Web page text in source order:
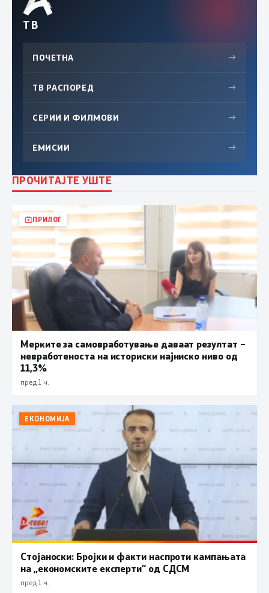
ТВ
ПОЧЕТНА →
ТВ РАСПОРЕД →
СЕРИИ И ФИЛМОВИ →
ЕМИСИИ →
ПРОЧИТАЈТЕ УШТЕ
ПРИЛОГ
Мерките за самовработување даваат резултат –
невработеноста на историски најниско ниво од
11,3%
пред 1 ч.
ЕКОНОМИЈА
Стојаноски: Бројки и факти наспроти кампањата
на „економските експерти“ од СДСM
пред 1 ч.